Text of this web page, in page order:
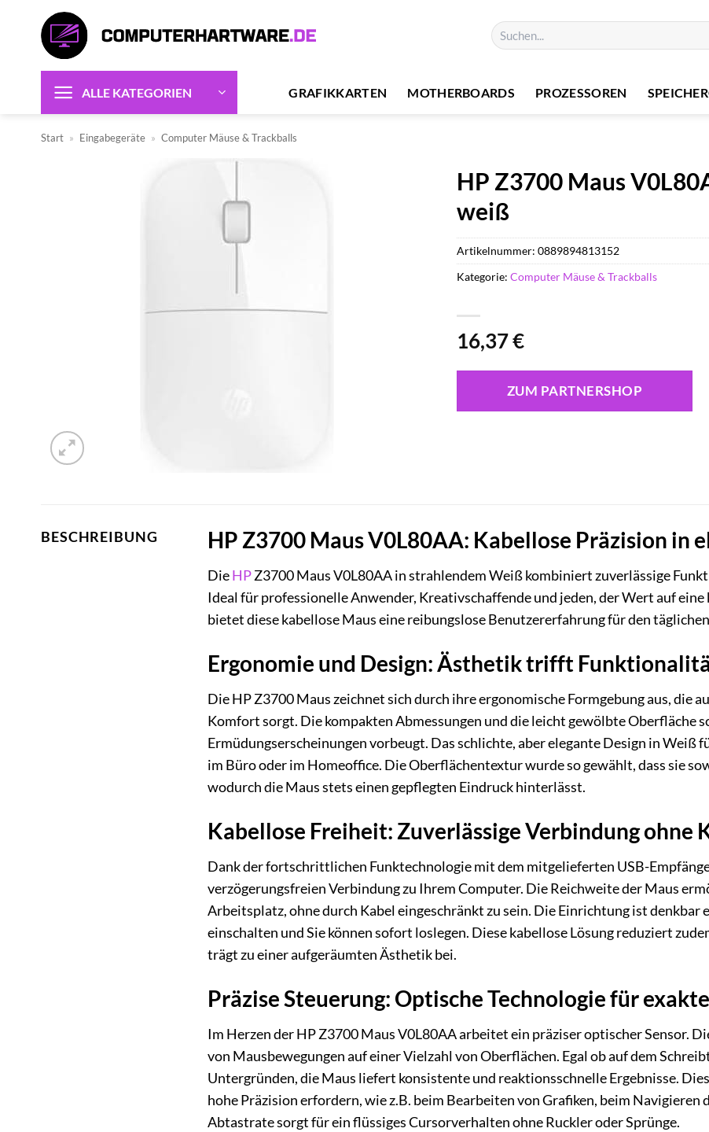
springen
Suchen
nach:
ALLE KATEGORIEN GRAFIKKARTEN MOTHERBOARDS PROZESSOREN
Start » Eingabegeräte » Computer Mäuse & Trackballs
HP Z3700 Maus
weiß
16,37€
ZUM PARTNERSHOP
Artikelnummer:0889894813152
Kategorie:Computer Mäuse & Trackballs
BESCHREIBUNG HP Z3700 Maus V0L80AA: Kabellose Präzision in
DieHPZ3700 Maus V0L80AA in strahlendem Weiß kombiniert zuverlässige
Ideal für professionelle Anwender, Kreativschaffende und jeden, der Wert auf
bietet diese kabellose Maus eine reibungslose Benutzererfahrung für den
Ergonomie und Design: Ästhetik trifft
Die HP Z3700 Maus zeichnet sich durch ihre ergonomische Formgebung aus, die
Komfort sorgt. Die kompakten Abmessungen und die leicht gewölbte Oberfläche
Ermüdungserscheinungen vorbeugt. Das schlichte, aber elegante Design in Weiß
im Büro oder im Homeoffice. Die Oberflächentextur wurde so gewählt, dass sie
wodurch die Maus stets einen gepflegten Eindruck hinterlässt.
Kabellose Freiheit: Zuverlässige Verbindung ohne
Dank der fortschrittlichen Funktechnologie mit dem mitgelieferten USB-
verzögerungsfreien Verbindung zu Ihrem Computer. Die Reichweite der Maus
Arbeitsplatz, ohne durch Kabel eingeschränkt zu sein. Die Einrichtung ist denkbar
einschalten und Sie können sofort loslegen. Diese kabellose Lösung reduziert
trägt zu einer aufgeräumten Ästhetik bei.
Präzise Steuerung: Optische Technologie für
Im Herzen der HP Z3700 Maus V0L80AA arbeitet ein präziser optischer Sensor.
von Mausbewegungen auf einer Vielzahl von Oberflächen. Egal ob auf dem
Untergründen, die Maus liefert konsistente und reaktionsschnelle Ergebnisse.
hohe Präzision erfordern, wie z.B. beim Bearbeiten von Grafiken, beim
Abtastrate sorgt für ein flüssiges Cursorverhalten ohne Ruckler oder Sprünge.